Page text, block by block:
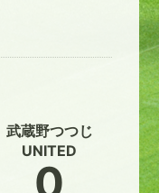
武蔵野つつじ
UNITED
0